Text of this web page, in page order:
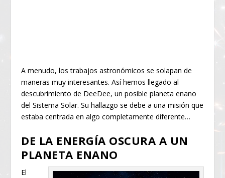
A menudo, los trabajos astronómicos se solapan de
maneras muy interesantes. Así hemos llegado al
descubrimiento de DeeDee, un posible planeta enano
del Sistema Solar. Su hallazgo se debe a una misión que
estaba centrada en algo completamente diferente…
DE LA ENERGÍA OSCURA A UN
PLANETA ENANO
El